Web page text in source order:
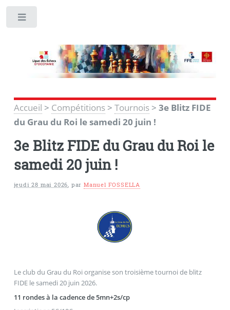
Accueil > Compétitions> Tournois> 3e Blitz FIDE
du Grau du Roi le samedi 20 juin !
3e Blitz FIDE du Grau du Roi le
samedi 20 juin !
jeudi 28 mai 2026, parManuel FOSSELLA
Le club du Grau du Roi organise son troisième tournoi de blitz
FIDE le samedi 20 juin 2026.
11 rondes à la cadence de 5mn+2s/cp